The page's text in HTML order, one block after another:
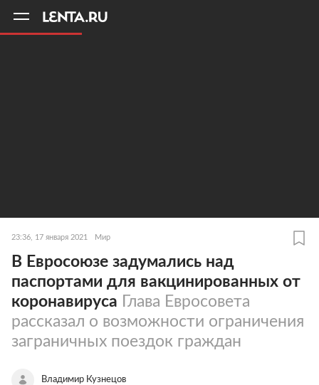
23:36, 17 января 2021 Мир
В Евросоюзе задумались над
паспортами для вакцинированных от
коронавируса Глава Евросовета
рассказал о возможности ограничения
заграничных поездок граждан
Владимир Кузнецов